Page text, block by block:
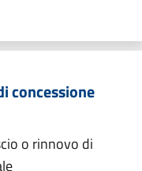
concessione
o rinnovo di